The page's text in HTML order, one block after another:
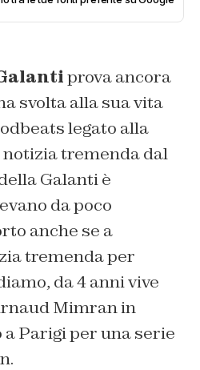
prova ancora
svolta alla sua vita
legato alla
tremenda dal
Galanti è
da poco
anche se a
tremenda per
da 4 anni vive
Mimran in
Parigi per una serie